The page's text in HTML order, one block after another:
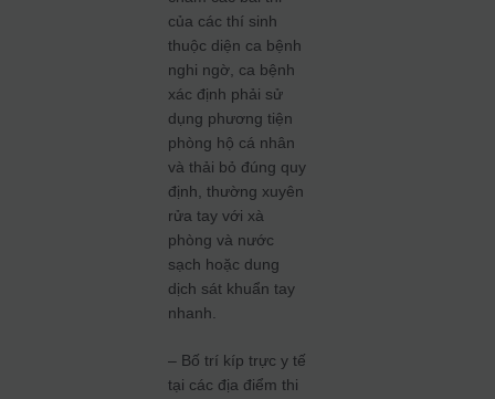
của các thí sinh
thuộc diện ca bệnh
nghi ngờ, ca bệnh
xác định phải sử
dụng phương tiện
phòng hộ cá nhân
và thải bỏ đúng quy
định, thường xuyên
rửa tay với xà
phòng và nước
sạch hoặc dung
dịch sát khuẩn tay
nhanh.
– Bố trí kíp trực y tế
tại các địa điểm thi